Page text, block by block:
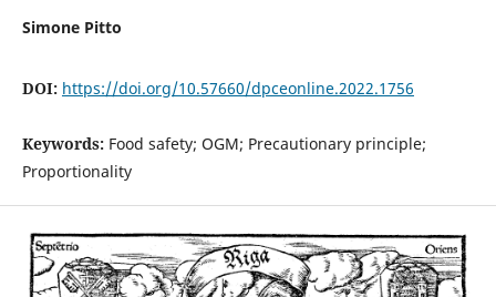
Simone Pitto
DOI: https://doi.org/10.57660/dpceonline.2022.1756
Keywords: Food safety; OGM; Precautionary principle;
Proportionality